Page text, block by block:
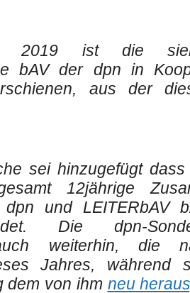
2019 ist die
bAV der dpn in
aus der
sei hinzugefügt
12jährige
dpn undLEITERbAV
Die dpn-
weiterhin, die
Jahres, während
dem von ihm neu